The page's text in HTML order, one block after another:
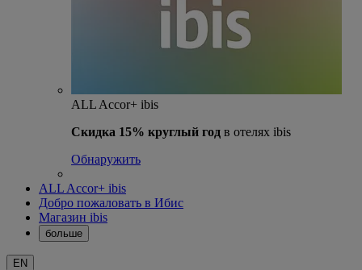
ALL Accor+ ibis
Скидка 15% круглый год в отелях ibis
Обнаружить
ALL Accor+ ibis
Добро пожаловать в Ибис
Магазин ibis
больше
EN